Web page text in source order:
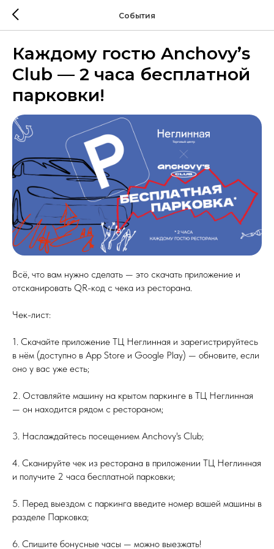
События
Каждому гостю Anchovy’s
Club — 2 часа бесплатной
парковки!
Всё, что вам нужно сделать — это скачать приложение и
отсканировать QR-код с чека из ресторана.
Чек-лист:
1. Скачайте приложение ТЦ Неглинная и зарегистрируйтесь
в нём (доступно в App Store и Google Play) — обновите, если
оно у вас уже есть;
2. Оставляйте машину на крытом паркинге в ТЦ Неглинная
— он находится рядом с рестораном;
3. Наслаждайтесь посещением Anchovy's Club;
4. Сканируйте чек из ресторана в приложении ТЦ Неглинная
и получите 2 часа бесплатной парковки;
5. Перед выездом с паркинга введите номер вашей машины в
разделе Парковка;
6. Спишите бонусные часы — можно выезжать!